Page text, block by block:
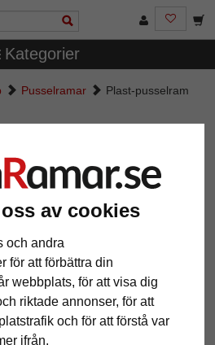
av cookies
och andra
för att förbättra din
webbplats, för att visa dig
riktade annonser, för att
och för att förstå var
ifrån.
Kategorier
Pusselramar
Plast-pusselram
för 1500 delar